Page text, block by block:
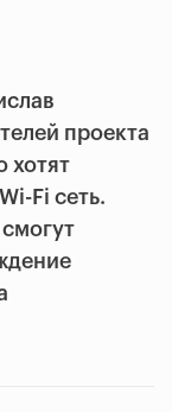
проекта
хотят
Fi сеть.